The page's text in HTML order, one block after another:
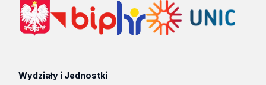
Wydziały i Jednostki